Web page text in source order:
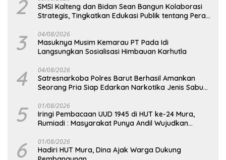
2
SMSI Kalteng dan Bidan Sean Bangun Kolaborasi
Strategis, Tingkatkan Edukasi Publik tentang Peran
3 04/08/2026
Masuknya Musim Kemarau PT Pada Idi
Langsungkan Sosialisasi Himbauan Karhutla
4 04/08/2026
Satresnarkoba Polres Barut Berhasil Amankan
Seorang Pria Siap Edarkan Narkotika Jenis Sabu
5 01/08/2026
Iringi Pembacaan UUD 1945 di HUT ke-24 Mura,
Rumiadi : Masyarakat Punya Andil Wujudkan
6 01/08/2026
Hadiri HUT Mura, Dina Ajak Warga Dukung